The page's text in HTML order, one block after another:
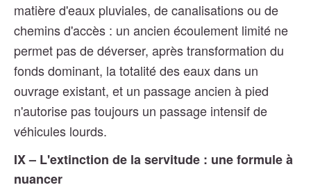
matière d'eaux pluviales, de canalisations ou de
chemins d'accès : un ancien écoulement limité ne
permet pas de déverser, après transformation du
fonds dominant, la totalité des eaux dans un
ouvrage existant, et un passage ancien à pied
n'autorise pas toujours un passage intensif de
véhicules lourds.
IX – L'extinction de la servitude : une formule à
nuancer